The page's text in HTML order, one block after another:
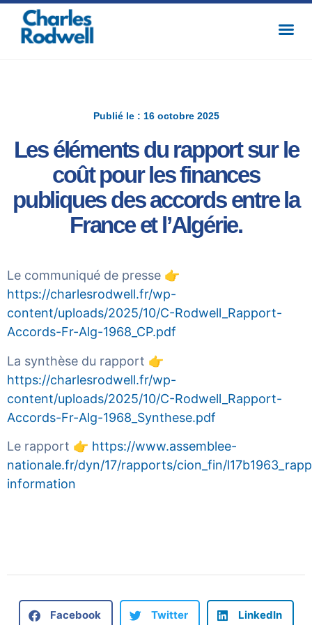
Publié le : 16 octobre 2025
Les éléments du rapport sur le
coût pour les finances
publiques des accords entre la
France et l’Algérie.
Le communiqué de presse 👉
https://charlesrodwell.fr/wp-
content/uploads/2025/10/C-Rodwell_Rapport-
Accords-Fr-Alg-1968_CP.pdf
La synthèse du rapport 👉
https://charlesrodwell.fr/wp-
content/uploads/2025/10/C-Rodwell_Rapport-
Accords-Fr-Alg-1968_Synthese.pdf
Le rapport 👉 https://www.assemblee-
nationale.fr/dyn/17/rapports/cion_fin/
information
Facebook Twitter LinkedIn